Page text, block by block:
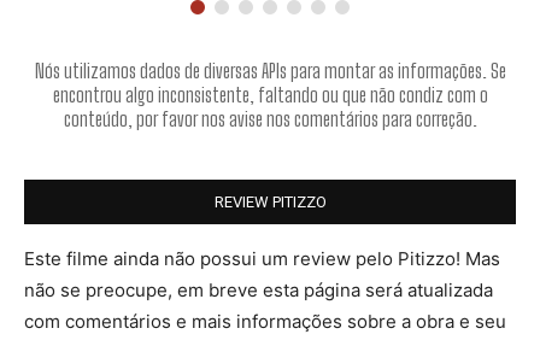
Nós utilizamos dados de diversas APIs para montar as informações. Se
encontrou algo inconsistente, faltando ou que não condiz com o
conteúdo, por favor nos avise nos comentários para correção.
REVIEW PITIZZO
Este filme ainda não possui um review pelo Pitizzo! Mas
não se preocupe, em breve esta página será atualizada
com comentários e mais informações sobre a obra e seu